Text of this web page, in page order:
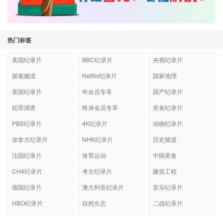
热门标签
美国纪录片 BBC纪录片
央视纪录片
探索频道
Netflix纪录片
国家地理
英国纪录片
年会员专享
国产纪录片
犯罪调查
终身会员专享
美食纪录片
PBS纪录片
4K纪录片
动物纪录片
加拿大纪录片
NHK纪录片
历史频道
法国纪录片
体育运动
中国美食
CH4纪录片
考古纪录片
建筑工程
德国纪录片
澳大利亚纪录片
音乐纪录片
HBO纪录片
自然生态
二战纪录片